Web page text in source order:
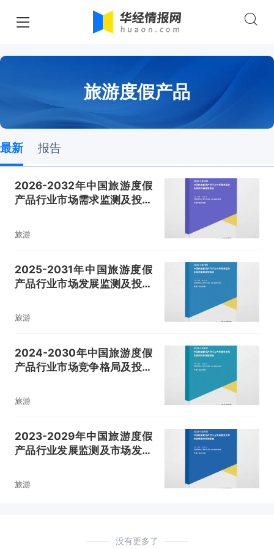
旅游度假产品
最新 报告
2026-2032年中国旅游度假
产品行业市场需求监测及投资
旅游
2025-2031年中国旅游度假
产品行业市场发展监测及投资
旅游
2024-2030年中国旅游度假
产品行业市场竞争格局及投资
旅游
2023-2029年中国旅游度假
产品行业发展监测及市场发展
旅游
没有更多了